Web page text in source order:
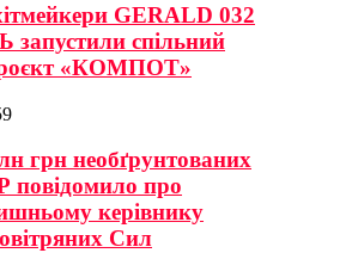
GERALD 032
спільний
«КОМПОТ»
грн необґрунтованих
повідомило про
керівнику
Сил